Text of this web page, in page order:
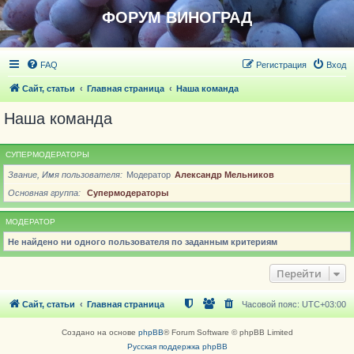
ФОРУМ ВИНОГРАД
FAQ Вход
Регистрация
Сайт, статьи Главная страница Наша команда
Наша команда
СУПЕРМОДЕРАТОРЫ
Звание, Имя пользователя Модератор Александр Мельников
Основная группа
Супермодераторы
МОДЕРАТОР
Не найдено ни одного пользователя по заданным критериям
Перейти
Сайт, статьи Главная страница Часовой пояс: UTC+03:00
Создано на основе phpBB® Forum Software © phpBB Limited
Русская поддержка phpBB